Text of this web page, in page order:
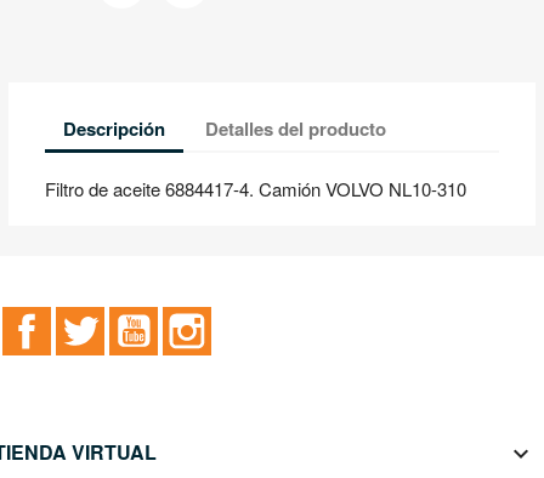
Descripción Detalles del producto
Filtro de aceite 6884417-4. Camión VOLVO NL10-310
FacebookTwitter YouTube
VIRTUAL 